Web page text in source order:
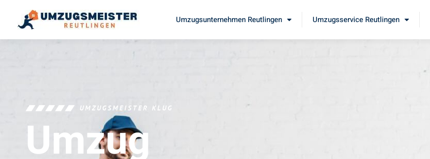
Umzugsunternehmen Reutlingen Umzugsservice Reutlingen
UMZUGSMEISTER KLUG
Umzug